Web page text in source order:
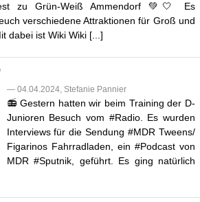
zu Grün-Weiß Ammendorf 💚🤍 Es
verschiedene Attraktionen für Groß und
dabei ist Wiki Wiki [...]
— 04.04.2024, Stefanie Pannier
📻 Gestern hatten wir beim Training der D-
Junioren Besuch vom #Radio. Es wurden
Interviews für die Sendung #MDR Tweens/
Figarinos Fahrradladen, ein #Podcast von
MDR #Sputnik, geführt. Es ging natürlich